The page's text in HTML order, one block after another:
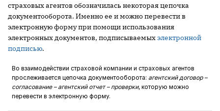
страховых агентов обозначилась некоторая цепочка
документооборота. Именно ее и можно перевести в
электронную форму при помощи использования
электронных документов, подписываемыхэлектронной
подписью.
Во взаимодействии страховой компании и страховых агентов
прослеживается цепочка документооборота: агентский договор –
согласование – агентский отчет – проверки, которую можно
перевести в электронную форму.